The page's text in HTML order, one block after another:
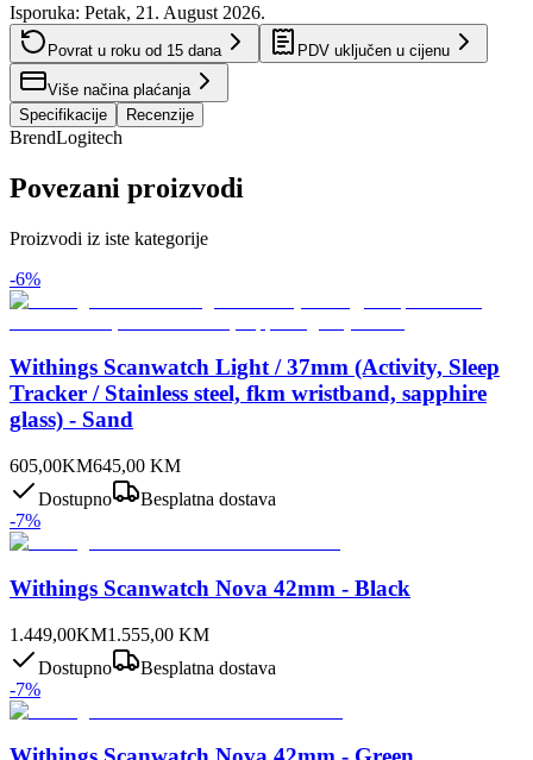
Isporuka: Petak, 21. August 2026.
Povrat u roku od 15 dana PDV uključen u cijenu
Više načina plaćanja
Specifikacije
Recenzije
BrendLogitech
Povezani proizvodi
Proizvodi iz iste kategorije
-6%
Withings Scanwatch Light / 37mm (Activity, Sleep
Tracker / Stainless steel, fkm wristband, sapphire
glass) - Sand
605,00KM645,00 KM
Dostupno
Besplatna dostava
-7%
Withings Scanwatch Nova 42mm - Black
1.449,00KM1.555,00 KM
Dostupno
Besplatna dostava
-7%